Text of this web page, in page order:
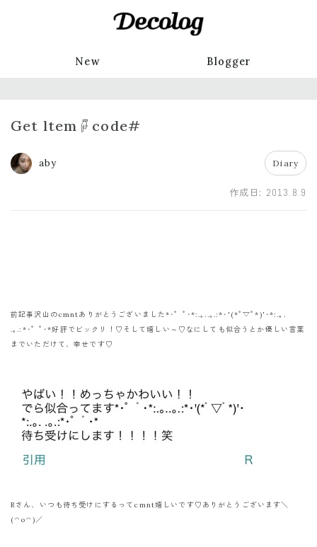
New Blogger
Get ltem☟code#
aby Diary
作成日: 2013.8.9
前記事沢山のcmntありがとうございました*･゜ﾟ･*:.｡..｡.:*･'(*ﾟ▽ﾟ*)'･*:.｡.
.｡.:*･゜ﾟ･*好評でビックリ！♡そして嬉しい～♡なにしても似合うとか優しい言葉
までいただけて、幸せです♡
Rさん、いつも待ち受けにするってcmnt嬉しいです♡ありがとうございます＼
(^o^)／